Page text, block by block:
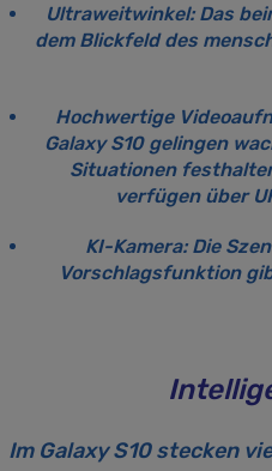
Ultraweitwinkel:Das
dem Blickfeld des
Hochwertige
Galaxy S10 gelingen
Situationen
verfügen über
KI-Kamera:Die
Vorschlagsfunktion
Im Galaxy S10stecken